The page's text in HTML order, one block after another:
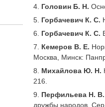
4. Головин Б. Н.
5. Горбачевич К. С.
6. Горбачевич К. С.
7. Кемеров В. Е.
Москва, Минск:
8. Михайлова Ю. Н.
216.
9. Перфильева Н. В.
дружбы народов.